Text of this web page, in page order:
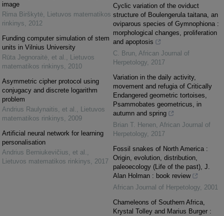
image
Rima Birškytė, Lietuvos matematikos
rinkinys, 2012
Funding computer simulation of stem
units in Vilnius University
Rūta Jegnoraitė, et al. , Lietuvos
matematikos rinkinys, 2010
Asymmetric cipher protocol using
conjugacy and discrete logarithm
problem
Andrius Raulynaitis, et al. , Lietuvos
matematikos rinkinys, 2009
Artificial neural network for learning
personalisation
Andrius Berniukevičius, et al. ,
Lietuvos matematikos rinkinys, 2017
Cyclic variation of the oviduct
structure of Boulengerula taitana, an
oviparous species of Gymnophiona :
morphological changes, proliferation
and apoptosis
C. Brun, African Journal of
Herpetology, 2017
Variation in the daily activity,
movement and refugia of Critically
Endangered geometric tortoises,
Psammobates geometricus, in
autumn and spring
Brian T. Henen, African Journal of
Herpetology, 2017
Fossil snakes of North America :
Origin, evolution, distribution,
paleoecology (Life of the past), J.
Alan Holman : book review
African Journal of Herpetology, 2001
Chameleons of Southern Africa,
Krystal Tolley and Marius Burger :